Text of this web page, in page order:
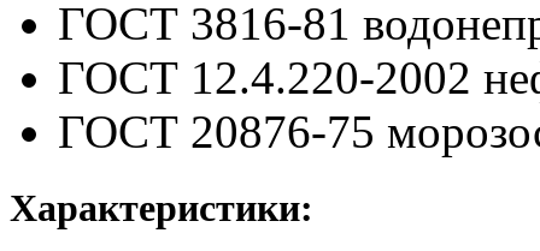
ГОСТ 3816-81
ГОСТ 12.4.220-2002
ГОСТ 20876-75
Характеристики: